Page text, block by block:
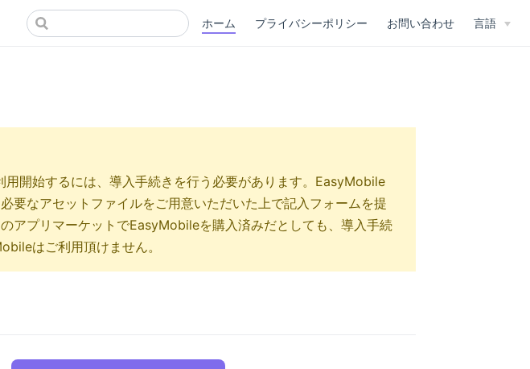
ホーム プライバシーポリシー お問い合わせ 言語
開始するには、導入手続きを行う必要があります。EasyMobile
要なアセットファイルをご用意いただいた上で記入フォームを提
アプリマーケットでEasyMobileを購入済みだとしても、導入手続
はご利用頂けません。